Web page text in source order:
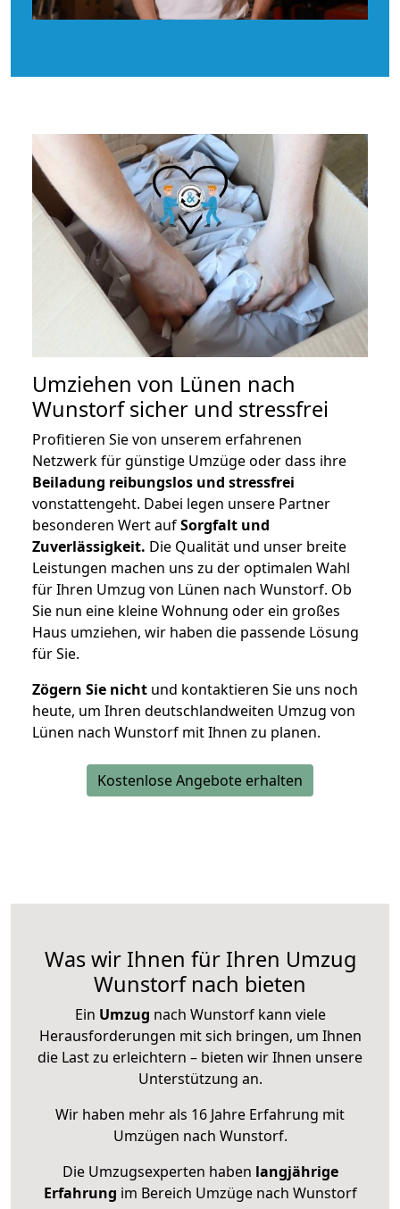
Umziehen von Lünen nach
Wunstorfsicher und stressfrei
Profitieren Sie von unserem erfahrenen
Netzwerk für günstige Umzüge oder dass ihre
Beiladung reibungslos und stressfrei
vonstattengeht. Dabei legen unsere Partner
besonderen Wert aufSorgfalt und
Zuverlässigkeit. Die Qualität und unser breite
Leistungen machen uns zu der optimalen Wahl
für Ihren Umzug von Lünen nach Wunstorf. Ob
Sie nun eine kleine Wohnung oder ein großes
Haus umziehen, wir haben die passende Lösung
für Sie.
Zögern Sie nicht und kontaktieren Sie uns noch
heute, um Ihren deutschlandweiten Umzug von
Lünen nach Wunstorf mit Ihnen zu planen.
Kostenlose Angebote erhalten
Was wir Ihnen für Ihren Umzug
Wunstorf nach bieten
Ein Umzug nach Wunstorf kann viele
Herausforderungen mit sich bringen, um Ihnen
die Last zu erleichtern – bieten wir Ihnen unsere
Unterstützung an.
Wir haben mehr als 16 Jahre Erfahrung mit
Umzügen nach Wunstorf.
Die Umzugsexperten haben langjährige
Erfahrung im Bereich Umzüge nach Wunstorf